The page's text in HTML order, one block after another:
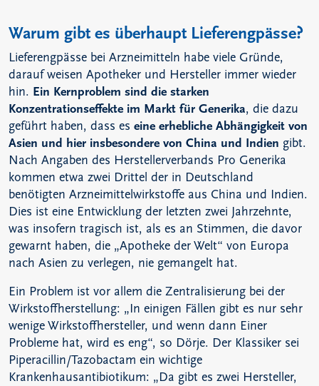
Warum gibt es überhaupt Lieferengpässe?
Lieferengpässe bei Arzneimitteln habe viele Gründe,
darauf weisen Apotheker und Hersteller immer wieder
hin. Ein Kernproblem sind die starken
Konzentrationseffekte im Markt für Generika, die dazu
geführt haben, dass es eine erhebliche Abhängigkeit von
Asien und hier insbesondere von China und Indien gibt.
Nach Angaben des Herstellerverbands Pro Generika
kommen etwa zwei Drittel der in Deutschland
benötigten Arzneimittelwirkstoffe aus China und Indien.
Dies ist eine Entwicklung der letzten zwei Jahrzehnte,
was insofern tragisch ist, als es an Stimmen, die davor
gewarnt haben, die „Apotheke der Welt“ von Europa
nach Asien zu verlegen, nie gemangelt hat.
Ein Problem ist vor allem die Zentralisierung bei der
Wirkstoffherstellung: „In einigen Fällen gibt es nur sehr
wenige Wirkstoffhersteller, und wenn dann Einer
Probleme hat, wird es eng“, so Dörje. Der Klassiker sei
Piperacillin/Tazobactam ein wichtige
Krankenhausantibiotikum: „Da gibt es zwei Hersteller,